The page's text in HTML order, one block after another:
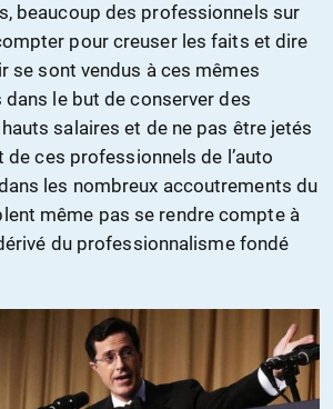
beaucoup des professionnels sur
pour creuser les faits et dire
se sont vendus à ces mêmes
le but de conserver des
salaires et de ne pas être jetés
de ces professionnels de l’auto
les nombreux accoutrements du
même pas se rendre compte à
du professionnalisme fondé